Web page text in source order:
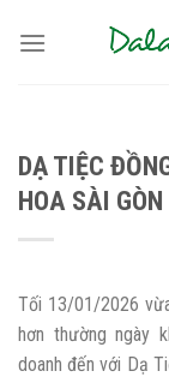
DẠ TIỆC
HOA SÀI GÒN
Tối 13/01/2026
hơn thường ngày
doanh đến với Dạ